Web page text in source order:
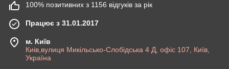
100% позитивних з 1156 відгуків за рік
Працює з 31.01.2017
м. Київ
Киів,вулиця Микільсько-Слобідська 4 Д, офіс 107, Київ,
Україна